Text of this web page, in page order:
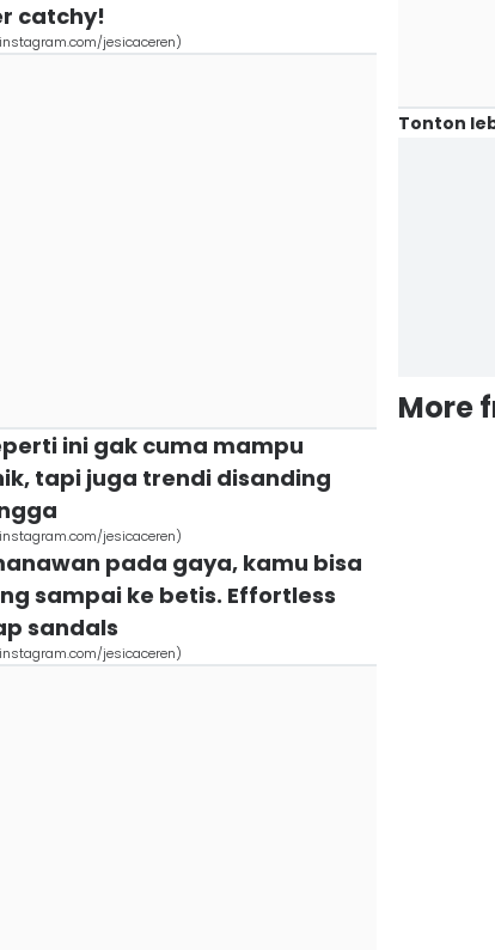
catchy!
jesicaceren)
ini gak cuma mampu
tapi juga trendi disanding
jesicaceren)
pada gaya, kamu bisa
sampai ke betis. Effortless
sandals
jesicaceren)
Tonton
More